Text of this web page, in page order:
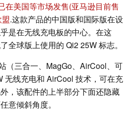
在美国等市场发售(亚马逊目前售
.这款产品的中国版和国际版在设
是在无线充电板的中心。在这
全球版上使用的 Qi2 25W 标志。
（三合一、MagGo、AirCool、可
无线充电和 AirCool 技术，可在充
，该配件的上半部分下面还隐藏
意倾斜角度。